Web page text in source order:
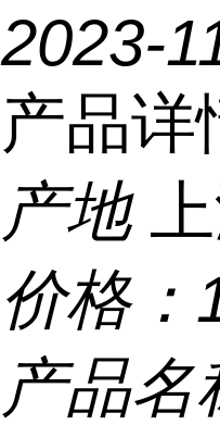
2023-
产品详
产地
价格：
产品名